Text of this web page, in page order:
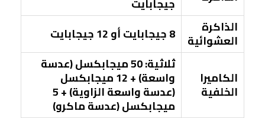
الذاكرة
العشوائية 8 جيجابايت أو 12 جيجابايت
الكاميرا
الخلفية
ثلاثية: 50 ميجابكسل (عدسة
واسعة) + 12 ميجابكسل
(عدسة واسعة الزاوية) + 5
ميجابكسل (عدسة ماكرو)